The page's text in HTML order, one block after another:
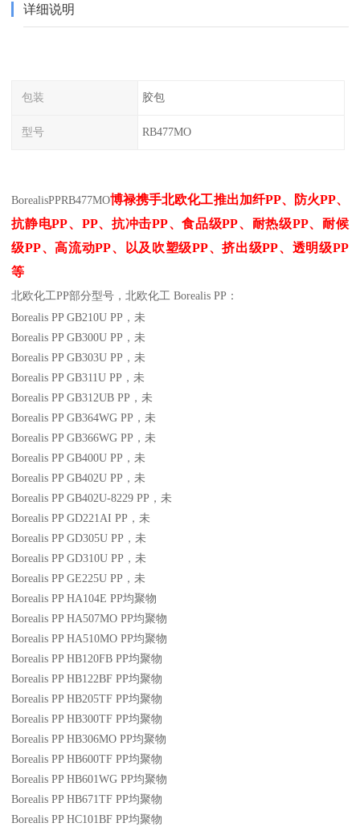
详细说明
包装 胶包
型号 RB477MO
BorealisPPRB477MO博禄携手北欧化工推出加纤PP、防火PP、
抗静电PP、 PP、抗冲击PP、食品级PP、耐热级PP、耐候
级PP、高流动PP、以及吹塑级PP、挤出级PP、透明级PP
等
北欧化工PP部分型号，北欧化工 Borealis PP：
Borealis PP GB210U PP ，未
Borealis PP GB300U PP ，未
Borealis PP GB303U PP ，未
Borealis PP GB311U PP ，未
Borealis PP GB312UB PP ，未
Borealis PP GB364WG PP ，未
Borealis PP GB366WG PP ，未
Borealis PP GB400U PP ，未
Borealis PP GB402U PP ，未
Borealis PP GB402U-8229 PP ，未
Borealis PP GD221AI PP ，未
Borealis PP GD305U PP ，未
Borealis PP GD310U PP ，未
Borealis PP GE225U PP ，未
Borealis PP HA104E PP均聚物
Borealis PP HA507MO PP均聚物
Borealis PP HA510MO PP均聚物
Borealis PP HB120FB PP均聚物
Borealis PP HB122BF PP均聚物
Borealis PP HB205TF PP均聚物
Borealis PP HB300TF PP均聚物
Borealis PP HB306MO PP均聚物
Borealis PP HB600TF PP均聚物
Borealis PP HB601WG PP均聚物
Borealis PP HB671TF PP均聚物
Borealis PP HC101BF PP均聚物